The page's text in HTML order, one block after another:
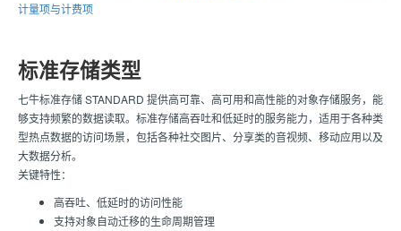
计量项与计费项
标准存储类型
七牛标准存储 STANDARD 提供高可靠、高可用和高性能的对象存储服务，能
够支持频繁的数据读取。标准存储高吞吐和低延时的服务能力，适用于各种类
型热点数据的访问场景，包括各种社交图片、分享类的音视频、移动应用以及
大数据分析。
关键特性：
高吞吐、低延时的访问性能
支持对象自动迁移的生命周期管理